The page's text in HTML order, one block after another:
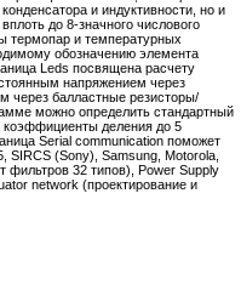
и индуктивности, но и
до 8-значного числового
термопар и температурных
обозначению элемента
Leds посвящена расчету
напряжением через
через балластные резисторы/
можно определить стандартный
коэффициенты деления до 5
Serial communication поможет
SIRCS (Sony), Samsung, Motorola,
фильтров 32 типов), Power Supply
network (проектирование и